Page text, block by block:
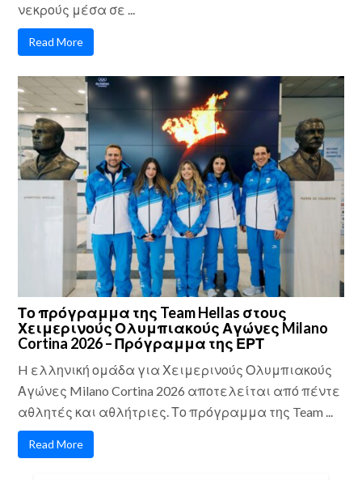
νεκρούς μέσα σε ...
Read More
Το πρόγραμμα της Team Hellas στους
Χειμερινούς Ολυμπιακούς Αγώνες Milano
Cortina 2026 – Πρόγραμμα της ΕΡΤ
H ελληνική ομάδα για Χειμερινούς Ολυμπιακούς
Αγώνες Milano Cortina 2026 αποτελείται από πέντε
αθλητές και αθλήτριες. Το πρόγραμμα της Team ...
Read More